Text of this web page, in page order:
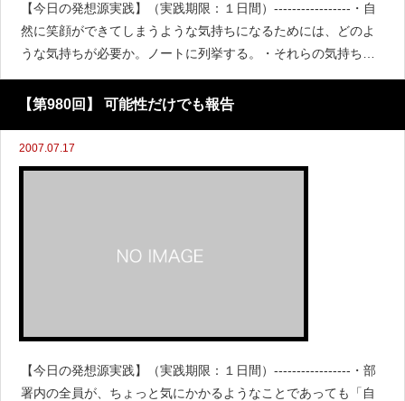
【今日の発想源実践】（実践期限：１日間）-----------------・自
然に笑顔ができてしまうような気持ちになるためには、どのよ
うな気持ちが必要か。ノートに列挙する。・それらの気持ちが
必要だ、と社内の複数のスタッフたちにも理解させるために
は、どのような説明が必要か考える。・
【第980回】 可能性だけでも報告
2007.07.17
【今日の発想源実践】（実践期限：１日間）-----------------・部
署内の全員が、ちょっと気にかかるようなことであっても「自